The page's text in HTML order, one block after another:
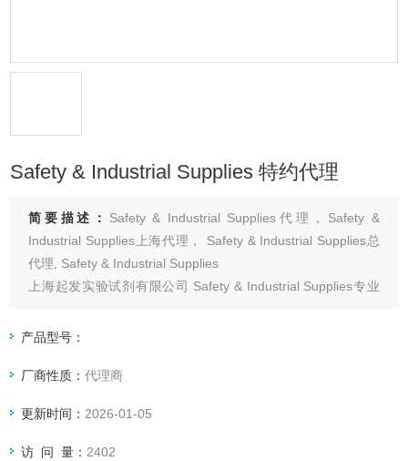
Safety & Industrial Supplies 特约代理
简要描述： Safety & Industrial Supplies代理，Safety &
Industrial Supplies上海代理， Safety & Industrial Supplies总
代理, Safety & Industrial Supplies
上海起发实验试剂有限公司 Safety & Industrial Supplies专业
产品型号：
厂商性质：代理商
更新时间： 2026-01-05
访 问 量： 2402